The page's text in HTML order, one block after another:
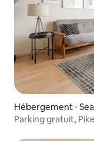
Hébergement ⋅
Parking gratuit,